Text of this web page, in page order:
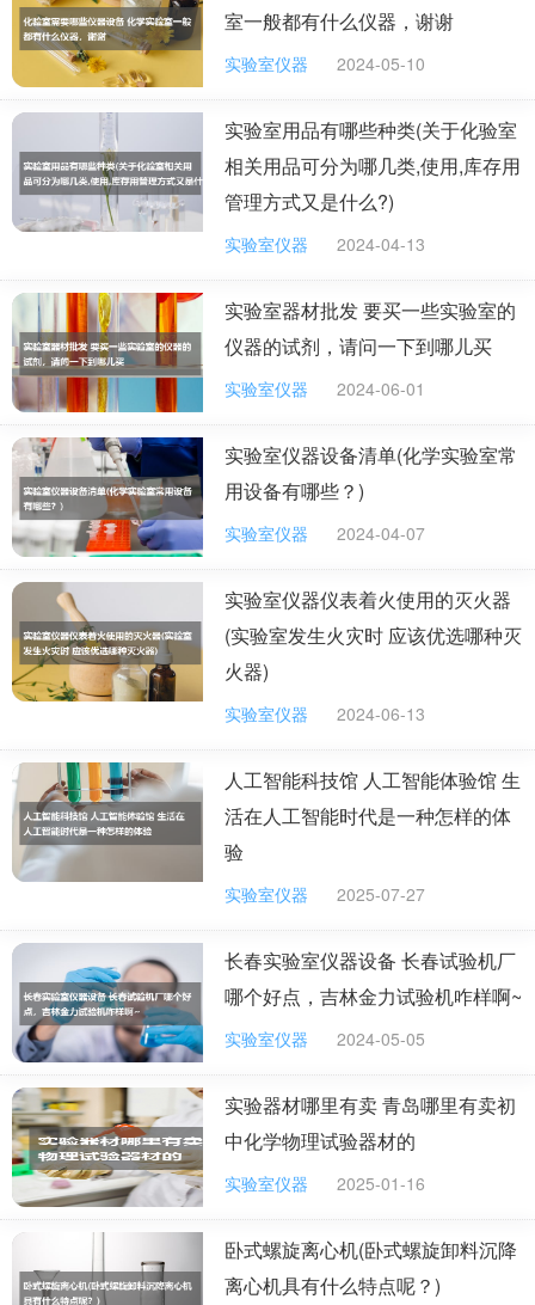
室一般都有什么仪器，谢谢
实验室仪器 2024-05-10
实验室用品有哪些种类(关于化验室
相关用品可分为哪几类,使用,库存用
管理方式又是什么?)
实验室仪器 2024-04-13
实验室器材批发 要买一些实验室的
仪器的试剂，请问一下到哪儿买
实验室仪器 2024-06-01
实验室仪器设备清单(化学实验室常
用设备有哪些？)
实验室仪器 2024-04-07
实验室仪器仪表着火使用的灭火器
(实验室发生火灾时 应该优选哪种灭
火器)
实验室仪器 2024-06-13
人工智能科技馆 人工智能体验馆 生
活在人工智能时代是一种怎样的体
验
实验室仪器 2025-07-27
长春实验室仪器设备 长春试验机厂
哪个好点，吉林金力试验机咋样啊~
实验室仪器 2024-05-05
实验器材哪里有卖 青岛哪里有卖初
中化学物理试验器材的
实验室仪器 2025-01-16
卧式螺旋离心机(卧式螺旋卸料沉降
离心机具有什么特点呢？)